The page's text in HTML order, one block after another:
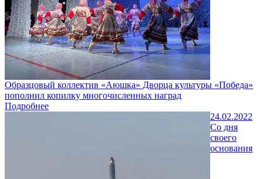
Образцовый коллектив «Аюшка» Дворца культуры «Победа»
пополнил копилку многочисленных наград
Подробнее
24.02.2022
Со дня
своего
основания